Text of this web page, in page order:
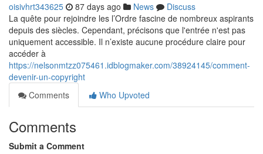
oisivhrt343625 87 days ago News
Discuss
La quête pour rejoindre les l’Ordre fascine de nombreux aspirants
depuis des siècles. Cependant, précisons que l'entrée n'est pas
uniquement accessible. Il n’existe aucune procédure claire pour
accéder à
https://nelsonmtzz075461.idblogmaker.com/38924145/comment-
devenir-un-copyright
Comments
Who Upvoted
Comments
Submit a Comment